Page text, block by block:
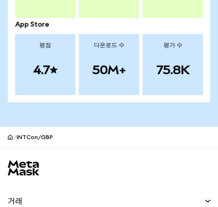
App Store
평점
4.7
다운로드 수
50M+
평가 수
75.8K
INTCon/GBP
거래